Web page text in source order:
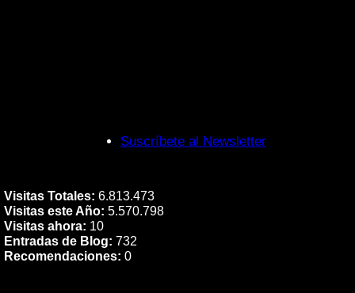
Suscríbete al Newsletter
Visitas Totales: 6.813.473
Visitas este Año: 5.570.798
Visitas ahora: 10
Entradas de Blog: 732
Recomendaciones: 0